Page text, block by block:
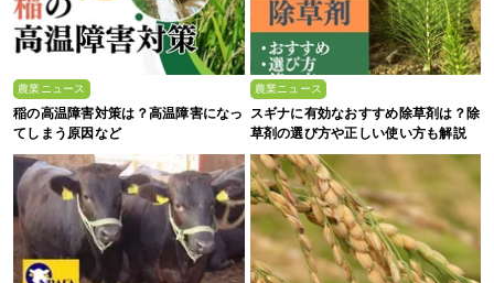
農業ニュース
稲の高温障害対策は？高温障害になっ
てしまう原因など
農業ニュース
スギナに有効なおすすめ除草剤は？除
草剤の選び方や正しい使い方も解説